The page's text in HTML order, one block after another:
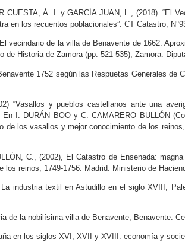
CUESTA, Á. I. y GARCÍA JUAN, L., (2018). “El
en los recuentos poblacionales”. CT Catastro,
vecindario de la villa de Benavente de 1662.
de Historia de Zamora (pp. 521-535), Zamora:
1752 según las Respuetas Generales de
“Vasallos y pueblos castellanos ante una
En I. DURÁN BOO y C. CAMARERO BULLÓN
de los vasallos y mejor conocimiento de los
C., (2002), El Catastro de Ensenada:
reinos, 1749-1756. Madrid: Ministerio de
industria textil en Astudillo en el siglo XVIII,
de la nobilísima villa de Benavente, Benavente:
en los siglos XVI, XVII y XVIII: economía y